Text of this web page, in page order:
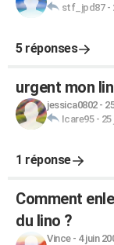
stf_jpd87-
5 réponses
urgent mon
jessica0802-
Icare95- 25
1 réponse
Comment
du lino ?
Vince- 4 juin